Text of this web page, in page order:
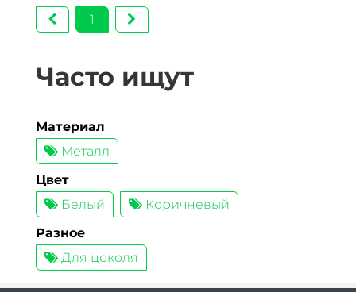
1
Часто ищут
Материал
Металл
Цвет
Белый
Коричневый
Разное
Для цоколя